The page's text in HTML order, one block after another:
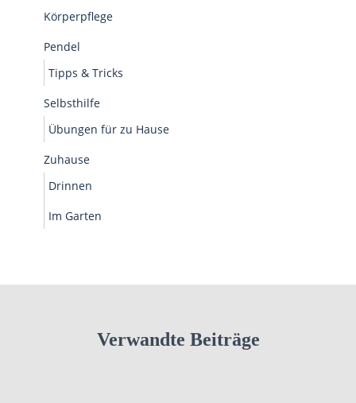
Körperpflege
Pendel
Tipps & Tricks
Selbsthilfe
Übungen für zu Hause
Zuhause
Drinnen
Im Garten
Verwandte Beiträge